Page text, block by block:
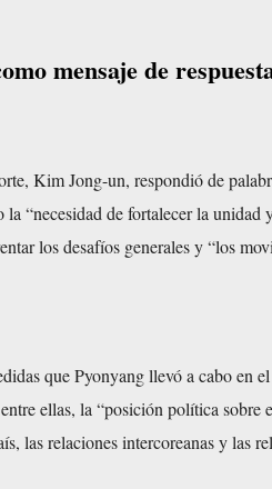
mensaje de
Kim Jong-un, respondió de
“necesidad de fortalecer la unidad
los desafíos generales y “los
que Pyonyang llevó a cabo en
ellas, la “posición política sobre
las relaciones intercoreanas y las